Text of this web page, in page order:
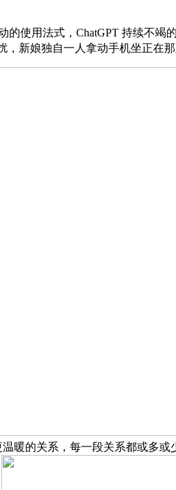
用法式，ChatGPT 持续不竭
新娘独自一人拿动手机坐正在
暖的关系，每一段关系都或多